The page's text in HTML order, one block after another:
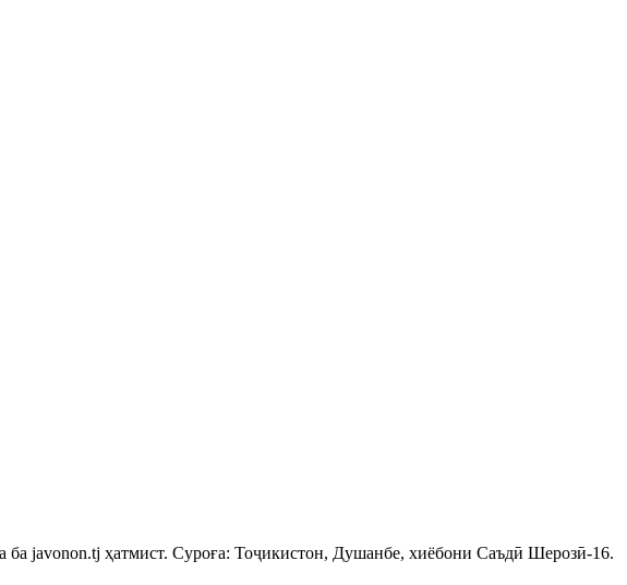
javonon.tj ҳатмист. Суроға: Тоҷикистон, Душанбе, хиёбони Саъдӣ Шерозӣ-16.